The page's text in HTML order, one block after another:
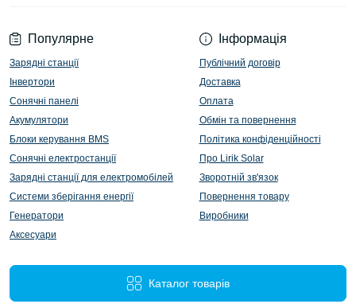
Популярне
Зарядні станції
Інвертори
Сонячні панелі
Акумулятори
Блоки керування BMS
Сонячні електростанції
Зарядні станції для електромобілей
Системи зберігання енергії
Генератори
Аксесуари
Інформація
Публічний договір
Доставка
Оплата
Обмін та повернення
Політика конфіденційності
Про Lirik Solar
Зворотній зв'язок
Повернення товару
Виробники
Каталог товарів